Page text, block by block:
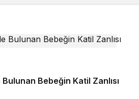
Bebeğin Katil Zanlısı